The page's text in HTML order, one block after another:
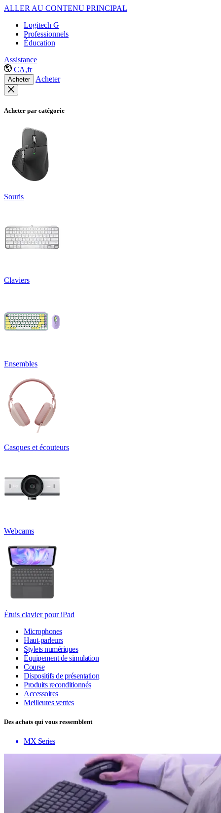
ALLER AU CONTENU PRINCIPAL
Logitech G
Professionnels
Éducation
Assistance
CA,fr
Acheter Acheter
Acheter par catégorie
Souris
Claviers
Ensembles
Casques et écouteurs
Webcams
Étuis clavier pour iPad
Microphones
Haut-parleurs
Stylets numériques
Équipement de simulation
Course
Dispositifs de présentation
Produits reconditionnés
Accessoires
Meilleures ventes
Des achats qui vous ressemblent
MX Series